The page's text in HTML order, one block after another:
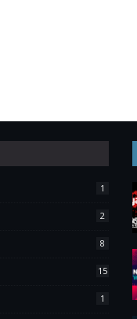
1
2
8
15
1